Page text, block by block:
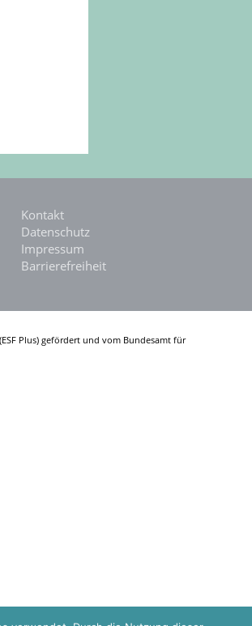
Kontakt
Datenschutz
Impressum
Barrierefreiheit
Plus) gefördert und vom Bundesamt für